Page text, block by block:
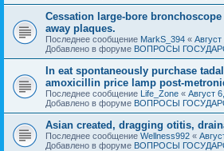
Cessation large-bore
away plaques.
Последнее сообщение MarkS_394 «
Добавлено в форуме ВОПРОСЫ
In eat spontaneously purchase
amoxicillin price lamp post-
Последнее сообщение Life_Zone « Август
Добавлено в форуме ВОПРОСЫ
Asian created, dragging otitis,
Последнее сообщение Wellness992 «
Добавлено в форуме ВОПРОСЫ